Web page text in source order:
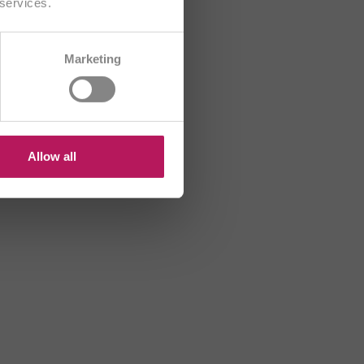
Marketing
Allow all
CH/FR
HU